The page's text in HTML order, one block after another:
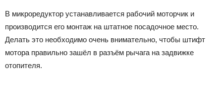
В микроредуктор устанавливается рабочий моторчик и
производится его монтаж на штатное посадочное место.
Делать это необходимо очень внимательно, чтобы штифт
мотора правильно зашёл в разъём рычага на задвижке
отопителя.